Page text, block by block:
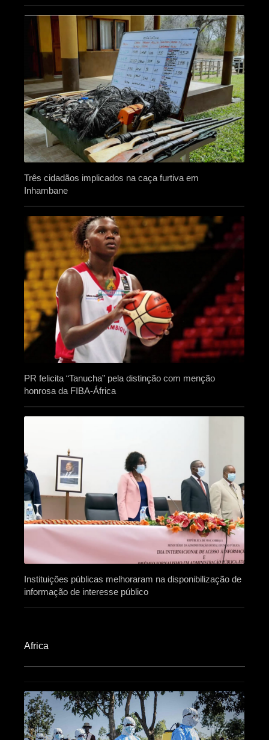
Três cidadãos implicados na caça furtiva em
Inhambane
PR felicita “Tanucha” pela distinção com menção
honrosa da FIBA-África
Instituições públicas melhoraram na disponibilização de
informação de interesse público
Africa​